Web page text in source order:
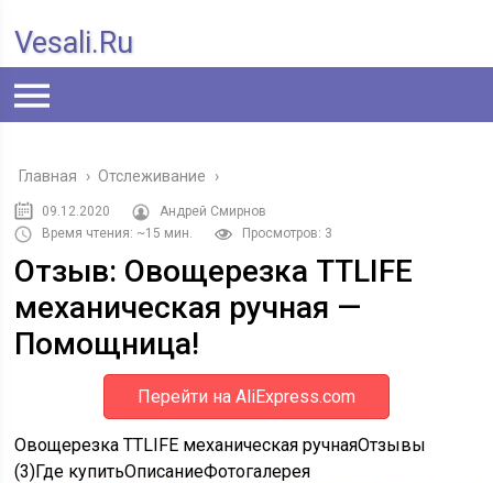
Vesali.ru
Главная › Отслеживание ›
09.12.2020
Андрей Смирнов
Время чтения: ~15 мин.
Просмотров: 3
Отзыв: Овощерезка TTLIFE
механическая ручная —
Помощница!
Перейти на AliExpress.com
Овощерезка TTLIFE механическая ручнаяОтзывы
(3)Где купитьОписаниеФотогалерея